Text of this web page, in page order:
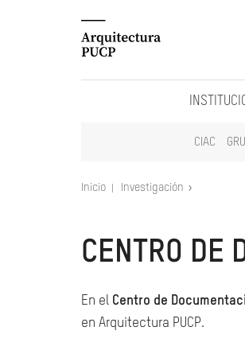
CIAC
Inicio Investigación
CENTRO DE
En el Centro de
en Arquitectura PUCP.